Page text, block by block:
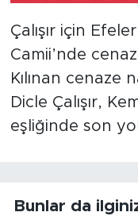
Çalışır için
Camii’nde
Kılınan cenaze
Dicle Çalışır,
eşliğinde son
Bunlar da